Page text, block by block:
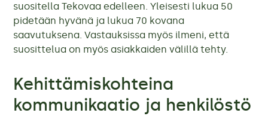
suositella Tekovaa edelleen. Yleisesti lukua 50
pidetään hyvänä ja lukua 70 kovana
saavutuksena. Vastauksissa myös ilmeni, että
suosittelua on myös asiakkaiden välillä tehty.
Kehittämiskohteina
kommunikaatio ja henkilöstö